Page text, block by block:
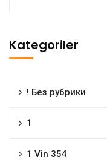
Kategoriler
! Без рубрики
1
1 Vin 354